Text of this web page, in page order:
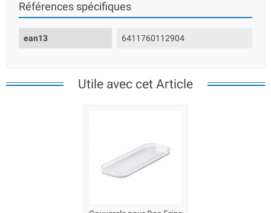
Références spécifiques
ean13 6411760112904
Utile avec cet Article